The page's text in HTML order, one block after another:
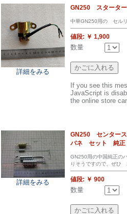
詳細をみる
GN250 スタータ
中華GN250用の セル
値段: ￥ 1,900
数量
If you see this
JavaScript is
the online store
詳細をみる
GN250 センター
バネ セット 純
GN250用の中国純正の
りそうですので、ぜひ
値段: ￥ 900
数量